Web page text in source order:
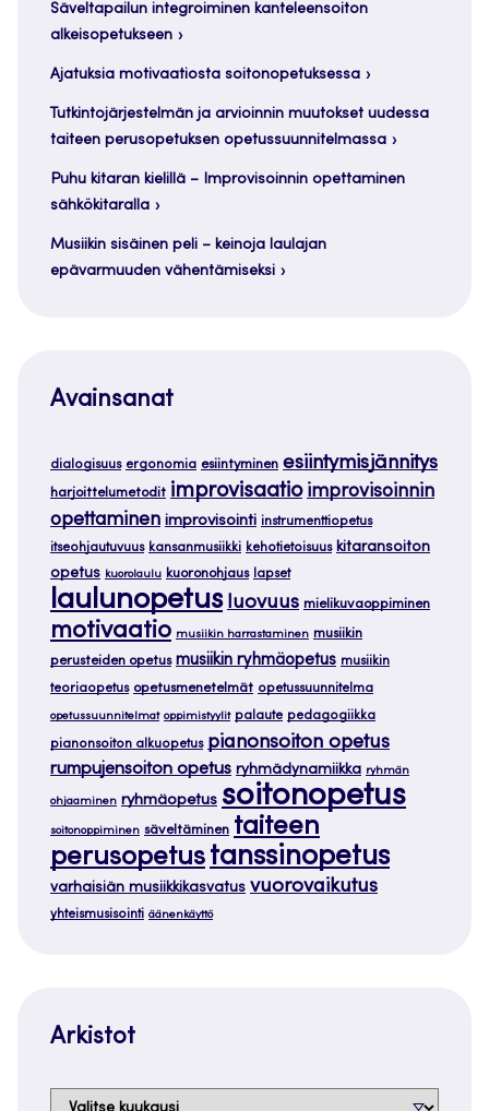
Säveltapailun integroiminen kanteleensoiton
alkeisopetukseen
Ajatuksia motivaatiosta soitonopetuksessa
Tutkintojärjestelmän ja arvioinnin muutokset uudessa
taiteen perusopetuksen opetussuunnitelmassa
Puhu kitaran kielillä – Improvisoinnin opettaminen
sähkökitaralla
Musiikin sisäinen peli – keinoja laulajan
epävarmuuden vähentämiseksi
Avainsanat
dialogisuus ergonomia esiintyminen esiintymisjännitys
harjoittelumetodit improvisaatio improvisoinnin
opettaminen improvisointi instrumenttiopetus
itseohjautuvuus kansanmusiikki kehotietoisuus kitaransoiton
opetus kuorolaulu kuoronohjaus lapset
laulunopetus luovuus mielikuvaoppiminen
motivaatio musiikin harrastaminen musiikin
perusteiden opetus musiikin ryhmäopetus musiikin
teoriaopetus opetusmenetelmät opetussuunnitelma
opetussuunnitelmat oppimistyylit palaute pedagogiikka
pianonsoiton alkuopetus pianonsoiton opetus
rumpujensoiton opetus ryhmädynamiikka ryhmän
ohjaaminen ryhmäopetus soitonopetus
soitonoppiminen säveltäminen taiteen
perusopetus tanssinopetus
varhaisiän musiikkikasvatus vuorovaikutus
yhteismusisointi äänenkäyttö
Arkistot
Arkistot